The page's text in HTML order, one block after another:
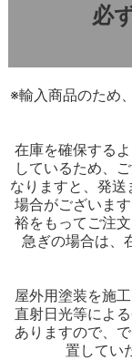
必
※輸入商品のため
在庫を確保する
しているため、
なりますと、発
場合がございま
裕をもってご注
急ぎの場合は、
屋外用塗装を施
直射日光等によ
ありますので、
置してい